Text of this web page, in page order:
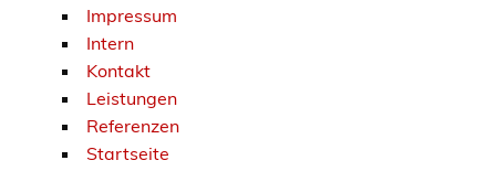
Impressum
Intern
Kontakt
Leistungen
Referenzen
Startseite